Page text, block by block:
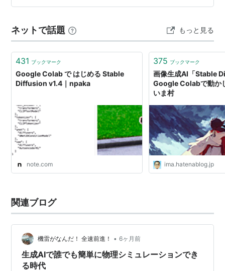
開するにはドメインも取得しなければならないですし、
いって「ペンタクラスタキーボード」という看板を捨て
てアクセス至上主義に走るの…
ネットで話題 もっと見る
431 ブックマーク
Google Colab で はじめる Stable
Diffusion v1.4｜npaka
note.com
375 ブックマーク
画像生成AI「Stable
Google Colabで動か
いま村
ima.hatenablog.jp
関連ブログ
機雷がなんだ！ 全速前進！ • 6ヶ月前
生成AIで誰でも簡単に物理シミュレーションでき
る時代